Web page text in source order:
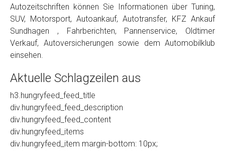
Autozeitschriften können Sie Informationen über Tuning,
SUV, Motorsport, Autoankauf, Autotransfer, KFZ Ankauf
Sundhagen , Fahrberichten, Pannenservice, Oldtimer
Verkauf, Autoversicherungen sowie dem Automobilklub
einsehen.
Aktuelle Schlagzeilen aus
h3.hungryfeed_feed_title
div.hungryfeed_feed_description
div.hungryfeed_feed_content
div.hungryfeed_items
div.hungryfeed_item margin-bottom: 10px;